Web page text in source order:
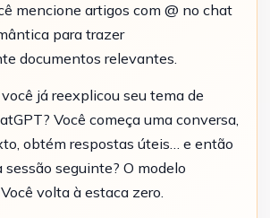
mencione artigos com @ no chat
para trazer
documentos relevantes.
já reexplicou seu tema de
Você começa uma conversa,
obtém respostas úteis… e então
sessão seguinte? O modelo
volta à estaca zero.